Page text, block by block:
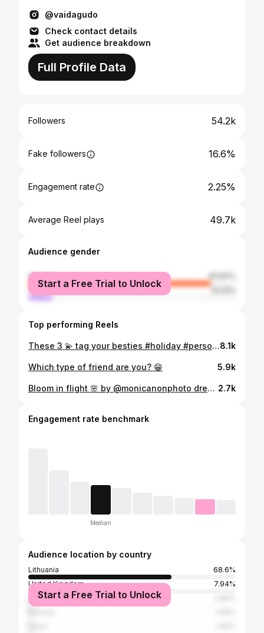
@vaidagudo
Check contact details
Get audience breakdown
Full Profile Data
Followers 54.2k
Fake followers 16.6%
Engagement rate 2.25%
Average Reel plays 49.7k
Audience gender
female
87.97%
male
12.03%
Start a Free Trial to Unlock
Top performing Reels
These 3 💫 tag your besties #holiday #personality #girls8.1k
Which type of friend are you? 😁 5.9k
Bloom in flight 🌸 by @monicanonphoto dress @patricija.pal jewellery @laura_antique_jewellery bag @jw_anderson tan @sun_by_sil hair @militadilyte @belosa.lt make up @mua.gabriele_sreiber #elle #fashionart #style 2.7k
Engagement rate benchmark
Median
Audience location by country
Lithuania
68.6%
United Kingdom
7.94%
Brazil
Start a Free Trial to Unlock